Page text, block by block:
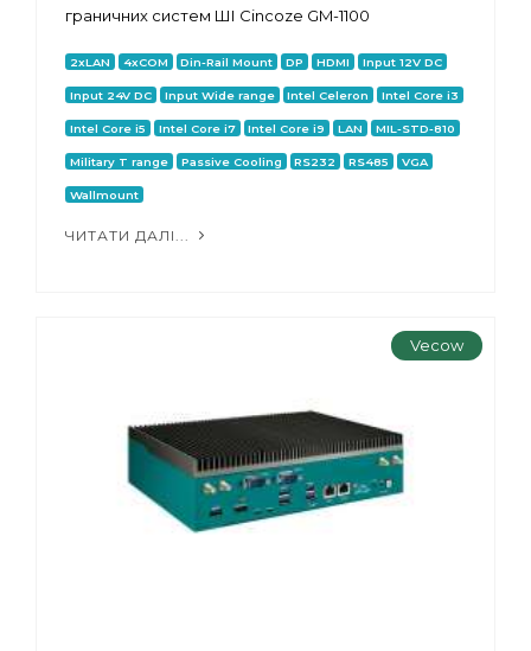
граничних систем ШІ Cincoze GM-1100
2xLAN 4xCOM Din-Rail Mount DP HDMI Input 12V DC
Input 24V DC Input Wide range Intel Celeron Intel Core i3
Intel Core i5 Intel Core i7 Intel Core i9 LAN MIL-STD-810
Military T range Passive Cooling RS232 RS485 VGA
Wallmount
ЧИТАТИ ДАЛІ...
Vecow